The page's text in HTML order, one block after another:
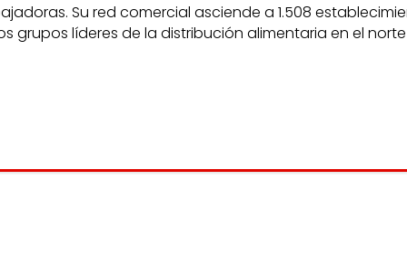
Su red comercial asciende a 1.508
líderes de la distribución alimentaria en el